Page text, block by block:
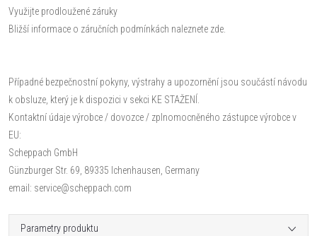
Využijte prodloužené záruky
Bližší informace o záručních podmínkách naleznete zde.
Případné bezpečnostní pokyny, výstrahy a upozornění jsou součástí návodu
k obsluze, který je k dispozici v sekci KE STAŽENÍ.
Kontaktní údaje výrobce / dovozce / zplnomocněného zástupce výrobce v
EU:
Scheppach GmbH
Günzburger Str. 69, 89335 Ichenhausen, Germany
email: service@scheppach.com
Parametry produktu